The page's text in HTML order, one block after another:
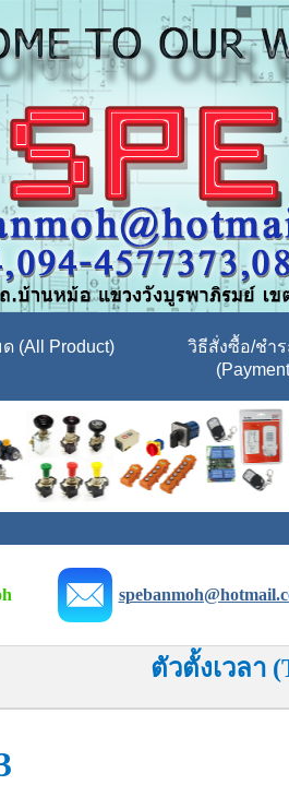
(All Product)
วิธีสั่งซื้อ/ชำร
ตัวตั้งเวลา